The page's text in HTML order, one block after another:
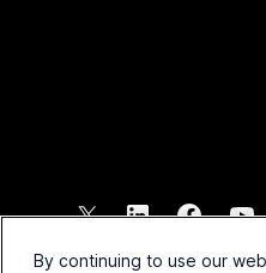
2026 Cisco e/ou suas
By continuing to use our